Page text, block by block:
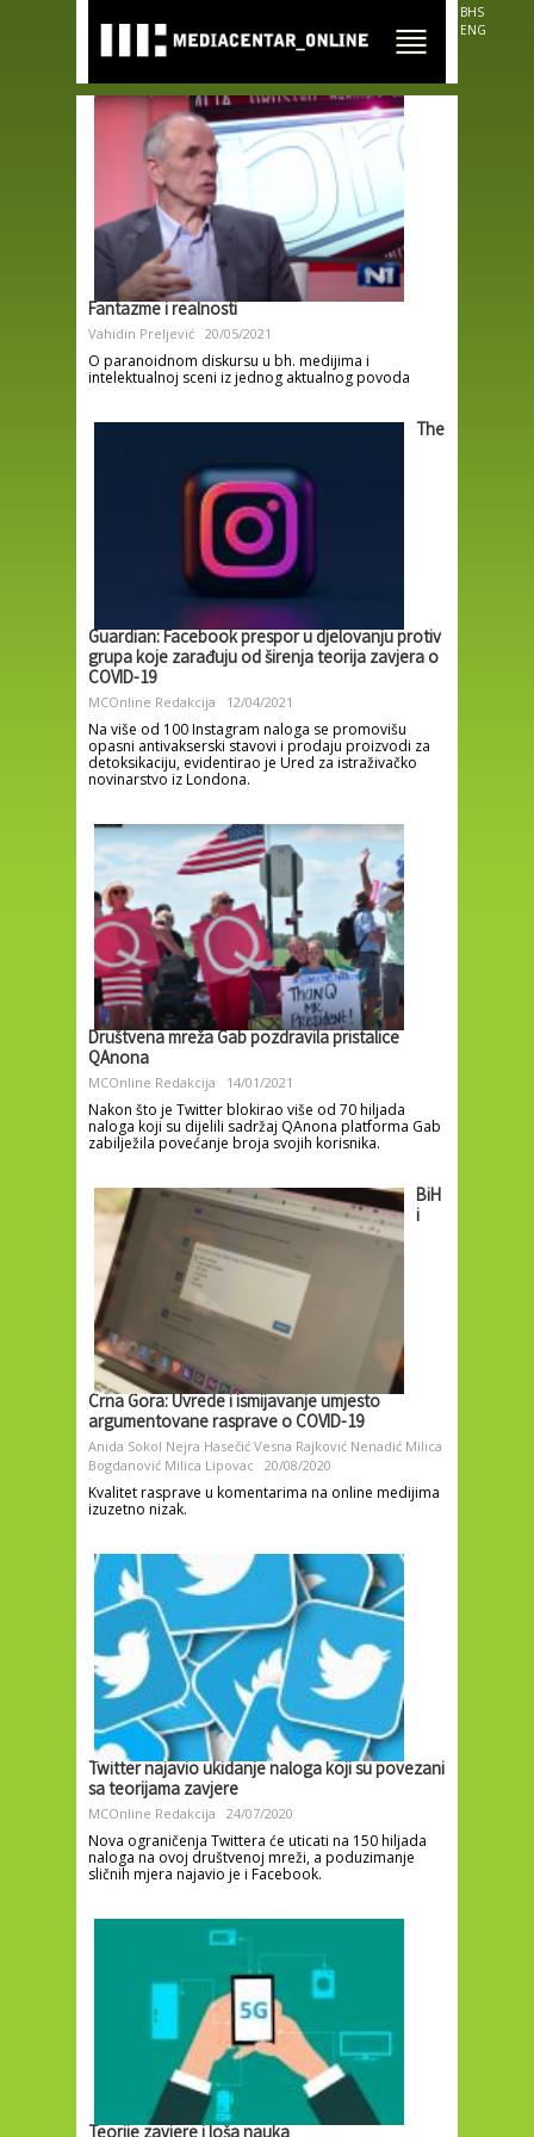
main
content
BHS
ENG
Fantazme i realnosti
Vahidin Preljević 20/05/2021
O paranoidnom diskursu u bh. medijima i
intelektualnoj sceni iz jednog aktualnog povoda
The
Guardian: Facebook prespor u djelovanju protiv
grupa koje zarađuju od širenja teorija zavjera o
COVID-19
MCOnline Redakcija 12/04/2021
Na više od 100 Instagram naloga se promovišu
opasni antivakserski stavovi i prodaju proizvodi za
detoksikaciju, evidentirao je Ured za istraživačko
novinarstvo iz Londona.
Društvena mreža Gab pozdravila pristalice
QAnona
MCOnline Redakcija 14/01/2021
Nakon što je Twitter blokirao više od 70 hiljada
naloga koji su dijelili sadržaj QAnona platforma Gab
zabilježila povećanje broja svojih korisnika.
BiH
i
Crna Gora: Uvrede i ismijavanje umjesto
argumentovane rasprave o COVID-19
Anida Sokol Nejra Hasečić Vesna Rajković Nenadić Milica
Bogdanović Milica Lipovac 20/08/2020
Kvalitet rasprave u komentarima na online medijima
izuzetno nizak.
Twitter najavio ukidanje naloga koji su povezani
sa teorijama zavjere
MCOnline Redakcija 24/07/2020
Nova ograničenja Twittera će uticati na 150 hiljada
naloga na ovoj društvenoj mreži, a poduzimanje
sličnih mjera najavio je i Facebook.